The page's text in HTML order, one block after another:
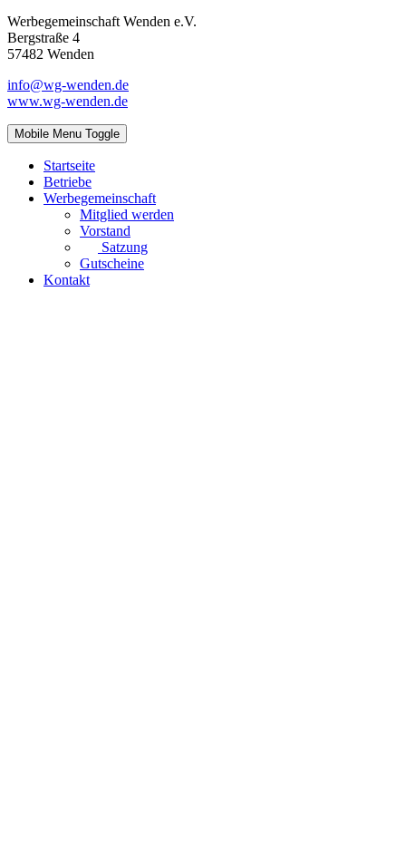
Werbegemeinschaft Wenden e.V.
Bergstraße 4
57482 Wenden
info@wg-wenden.de
www.wg-wenden.de
Mobile Menu Toggle
Startseite
Betriebe
Werbegemeinschaft
Mitglied werden
Vorstand
Satzung
Gutscheine
Kontakt